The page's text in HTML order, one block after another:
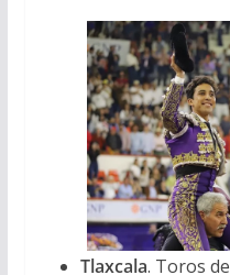
Tlaxcala. Toros de